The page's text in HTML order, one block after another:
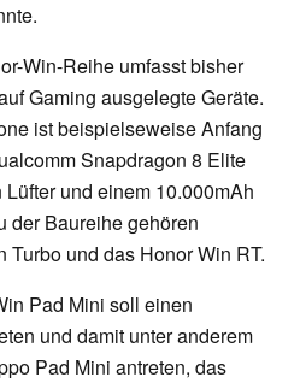
Win-Reihe umfasst bisher
Gaming ausgelegte Geräte.
ist beispielseweise Anfang
Snapdragon 8 Elite
und einem 10.000mAh
der Baureihe gehören
und das Honor Win RT.
Pad Mini soll einen
und damit unter anderem
Pad Mini antreten, das